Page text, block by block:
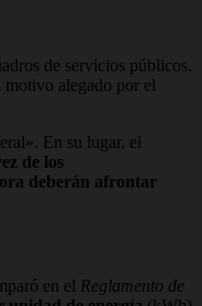
de servicios públicos.
alegado por el
En su lugar, el
de los
deberán afrontar
en el Reglamento de